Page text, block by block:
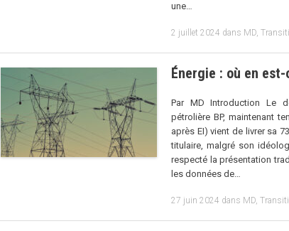
une…
2 juillet 2024 dans MD
Énergie : où en est-
Par MD Introduction Le
pétrolière BP, maintenant
après EI) vient de livrer sa
titulaire, malgré son
respecté la présentation
les données de…
27 juin 2024 dans MD